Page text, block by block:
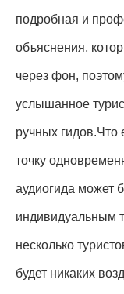
подробная и
объяснения,
через фон,
услышанное
ручных гидов.Что
точку
аудиогида может
индивидуальным
несколько
будет никаких